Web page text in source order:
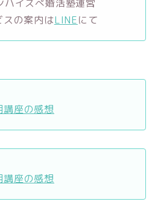
ハイスぺ婚活塾運営
スの案内はLINEにて
講座の感想
講座の感想